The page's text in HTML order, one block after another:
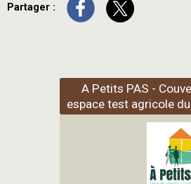
Partager :
A Petits PAS -
espace test agricole